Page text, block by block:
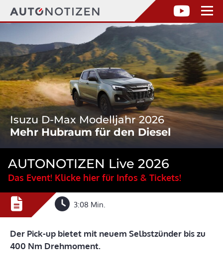
Isuzu D-Max Modelljahr 2026
Mehr Hubraum für den Diesel
AUTONOTIZEN Live 2026
Das Event! Klicke hier für Infos & Tickets!
3:08 Min.
Der Pick-up bietet mit neuem Selbstzünder bis zu
400 Nm Drehmoment.